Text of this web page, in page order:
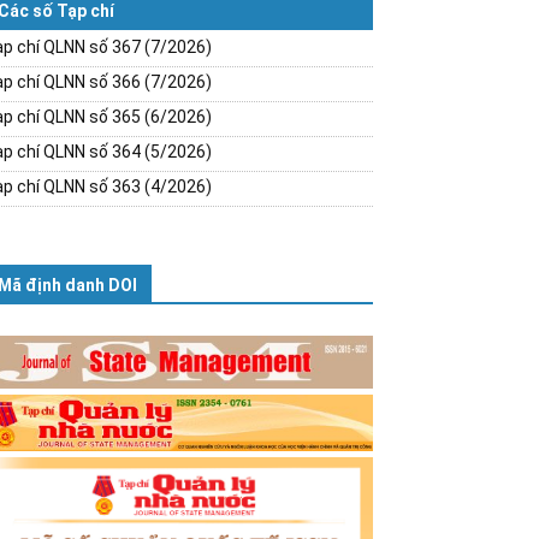
số Tạp chí
chí QLNN số 367 (7/2026)
chí QLNN số 366 (7/2026)
chí QLNN số 365 (6/2026)
chí QLNN số 364 (5/2026)
chí QLNN số 363 (4/2026)
định danh DOI